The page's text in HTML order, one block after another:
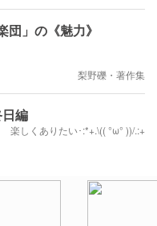
団」の《魅力》
梨野礫・著作集
編
楽しくありたい･:*+.\(( °ω° ))/.:+